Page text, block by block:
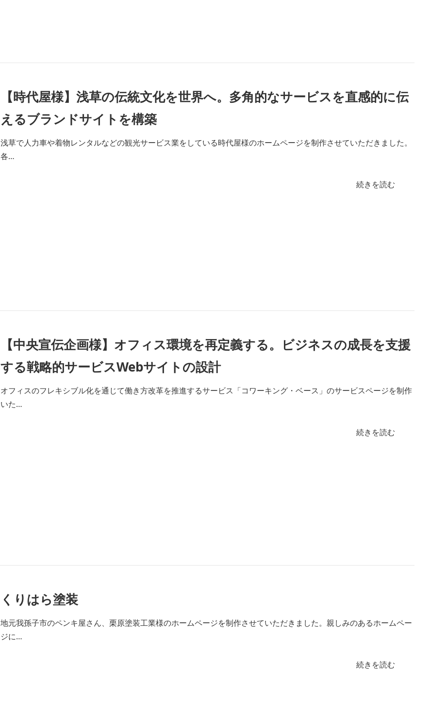
【時代屋様】浅草の伝統文化を世界へ。多角的なサービスを直感的に伝
えるブランドサイトを構築
浅草で人力車や着物レンタルなどの観光サービス業をしている時代屋様のホームページを制作させていただきました。
各…
続きを読む
【中央宣伝企画様】オフィス環境を再定義する。ビジネスの成長を支援
する戦略的サービスWebサイトの設計
オフィスのフレキシブル化を通じて働き方改革を推進するサービス「コワーキング・ベース」のサービスページを制作
いた…
続きを読む
くりはら塗装
地元我孫子市のペンキ屋さん、栗原塗装工業様のホームページを制作させていただきました。親しみのあるホームペー
ジに…
続きを読む